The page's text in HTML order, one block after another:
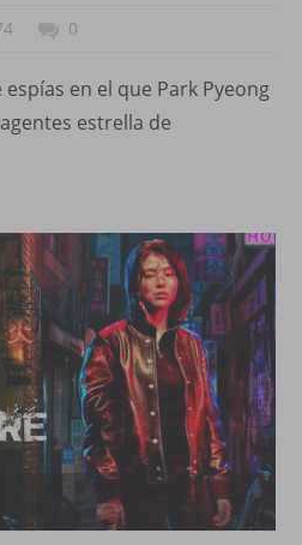
0
en el que Park Pyeong
estrella de